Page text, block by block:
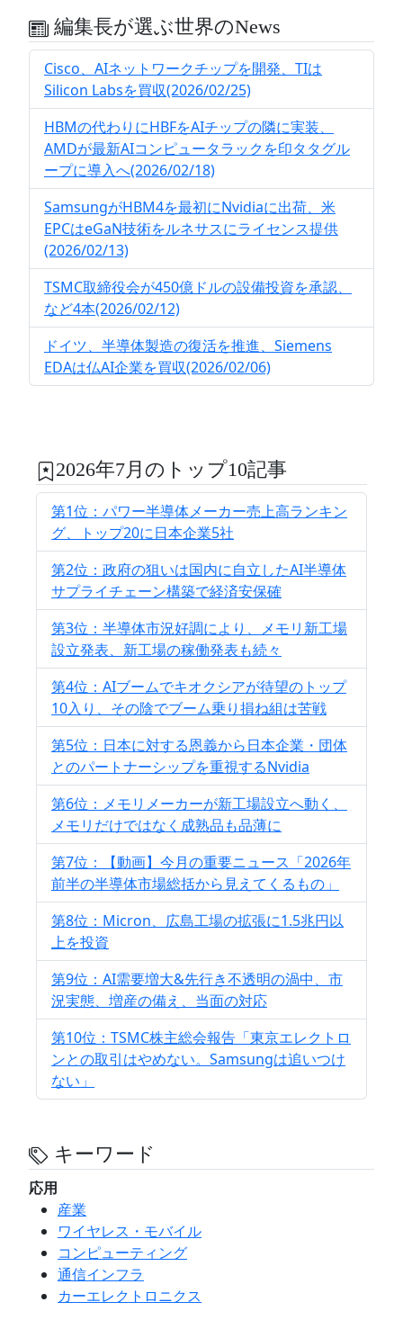
編集長が選ぶ世界のNews
Cisco、AIネットワークチップを開発、TIは
Silicon Labsを買収(2026/02/25)
HBMの代わりにHBFをAIチップの隣に実装、
AMDが最新AIコンピュータラックを印タタグル
ープに導入へ(2026/02/18)
SamsungがHBM4を最初にNvidiaに出荷、米
EPCはeGaN技術をルネサスにライセンス提供
(2026/02/13)
TSMC取締役会が450億ドルの設備投資を承認、
など4本(2026/02/12)
ドイツ、半導体製造の復活を推進、Siemens
EDAは仏AI企業を買収(2026/02/06)
2026年7月のトップ10記事
第1位：パワー半導体メーカー売上高ランキン
グ、トップ20に日本企業5社
第2位：政府の狙いは国内に自立したAI半導体
サプライチェーン構築で経済安保確
第3位：半導体市況好調により、メモリ新工場
設立発表、新工場の稼働発表も続々
第4位：AIブームでキオクシアが待望のトップ
10入り、その陰でブーム乗り損ね組は苦戦
第5位：日本に対する恩義から日本企業・団体
とのパートナーシップを重視するNvidia
第6位：メモリメーカーが新工場設立へ動く、
メモリだけではなく成熟品も品薄に
第7位：【動画】今月の重要ニュース「2026年
前半の半導体市場総括から見えてくるもの」
第8位：Micron、広島工場の拡張に1.5兆円以
上を投資
第9位：AI需要増大&先行き不透明の渦中、市
況実態、増産の備え、当面の対応
第10位：TSMC株主総会報告「東京エレクトロ
ンとの取引はやめない。Samsungは追いつけ
ない」
キーワード
応用
産業
ワイヤレス・モバイル
コンピューティング
通信インフラ
カーエレクトロニクス